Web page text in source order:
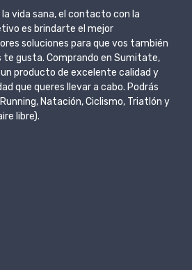
vida sana, el contacto con la
es brindarte el mejor
soluciones para que vos también
te gusta. Comprando en Sumitate,
producto de excelente calidad y
que queres llevar a cabo. Podrás
Natación, Ciclismo, Triatlón y
libre).